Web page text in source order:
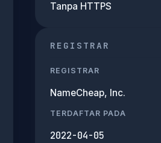
Tanpa HTTPS
REGISTRAR
REGISTRAR
NameCheap, Inc.
TERDAFTAR PADA
2022-04-05